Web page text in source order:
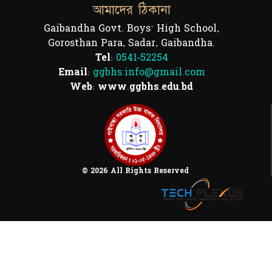
© 2026 All Rights Reserved
আমাদের ঠিকানা
Gaibandha Govt. Boys' High School,
Gorosthan Para, Sadar, Gaibandha.
Tel: 0541-52254
Email: ggbhs.info@gmail.com
Web: www.ggbhs.edu.bd